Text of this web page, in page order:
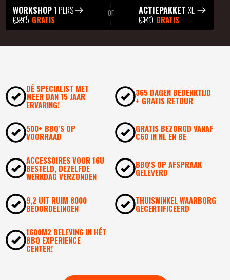
WORKSHOP1 PERS
€99,5 GRATIS
OF ACTIEPAKKETXL
€140 GRATIS
DÉ SPECIALIST MET
MEER DAN 15 JAAR
ERVARING!
365 DAGEN BEDENKTIJD
+ GRATIS RETOUR
500+ BBQ'S OP
VOORRAAD
GRATIS BEZORGD VANAF
€60 IN NL EN BE
ACCESSOIRES VOOR 16U
BESTELD, DEZELFDE
WERKDAG VERZONDEN
BBQ'S OP AFSPRAAK
GELEVERD
9,2 UIT RUIM 8000
BEOORDELINGEN
THUISWINKEL WAARBORG
GECERTIFICEERD
1600M2 BELEVING IN HÉT
BBQ EXPERIENCE
CENTER!